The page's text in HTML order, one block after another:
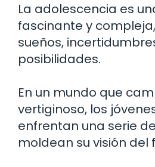
La adolescencia es
fascinante y
sueños,
posibilidades.
En un mundo que
vertiginoso, los
enfrentan una serie
moldean su visión del